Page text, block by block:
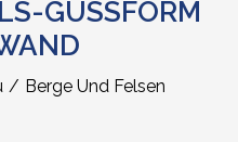
GUSSFORM
Berge Und Felsen